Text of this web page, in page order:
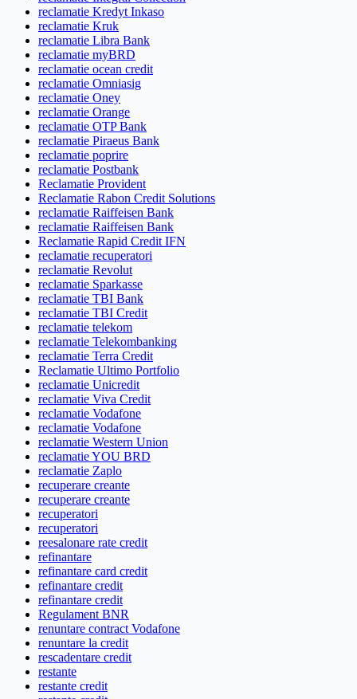
reclamatie Kredyt Inkaso
reclamatie Kruk
reclamatie Libra Bank
reclamatie myBRD
reclamatie ocean credit
reclamatie Omniasig
reclamatie Oney
reclamatie Orange
reclamatie OTP Bank
reclamatie Piraeus Bank
reclamatie poprire
reclamatie Postbank
Reclamatie Provident
Reclamatie Rabon Credit Solutions
reclamatie Raiffeisen Bank
reclamatie Raiffeisen Bank
Reclamatie Rapid Credit IFN
reclamatie recuperatori
reclamatie Revolut
reclamatie Sparkasse
reclamatie TBI Bank
reclamatie TBI Credit
reclamatie telekom
reclamatie Telekombanking
reclamatie Terra Credit
Reclamatie Ultimo Portfolio
reclamatie Unicredit
reclamatie Viva Credit
reclamatie Vodafone
reclamatie Vodafone
reclamatie Western Union
reclamatie YOU BRD
reclamatie Zaplo
recuperare creante
recuperare creante
recuperatori
recuperatori
reesalonare rate credit
refinantare
refinantare card credit
refinantare credit
refinantare credit
Regulament BNR
renuntare contract Vodafone
renuntare la credit
rescadentare credit
restante
restante credit